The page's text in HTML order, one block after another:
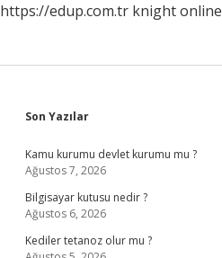
https://edup.com.tr knight online
Sidebar
Son Yazılar
Kamu kurumu devlet kurumu mu ?
Ağustos 7, 2026
Bilgisayar kutusu nedir ?
Ağustos 6, 2026
Kediler tetanoz olur mu ?